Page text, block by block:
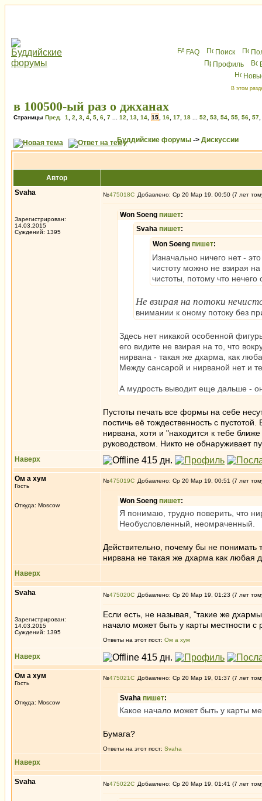
FAQ Поиск
Профиль
В этом
в 100500-ый раз о джханах
Страницы Пред. 1 2 3 4 5 6 7 12 13 14 15 16 17 18 52 53 54 55 56 57
Буддийские форумы -> Дискуссии
Автор
Svaha
Зарегистрирован:
14.03.2015
Суждений: 1395
№475018 Добавлено: Ср 20 Мар 19, 00:50 (7 лет
Won Soeng пишет:
Svaha пишет:
Won Soeng пишет:
Изначально ничего нет -
чистоту можно не взирая
чистоты, потому что
Не взирая на потоки
внимании к оному потоку без
Здесь нет никакой особенной
его видите не взирая на то, что
нирвана - такая же дхарма, как
Между сансарой и нирваной нет и
А мудрость выводит еще дальше -
Пустоты печать все формы на себе
постичь её тождественность с
нирвана, хотя и "находится к тебе
руководством. Никто не обнаруживает
Наверх
Ом а хум
Гость
Откуда: Moscow
№475019 Добавлено: Ср 20 Мар 19, 00:51 (7 лет
Won Soeng пишет:
Я понимаю, трудно поверить, что
Необусловленный, неомраченный.
Действительно, почему бы не
нирвана не такая же дхарма как любая
Наверх
Svaha
Зарегистрирован:
14.03.2015
Суждений: 1395
№475020 Добавлено: Ср 20 Мар 19, 01:23 (7 лет
Если есть, не называя, "такие же
начало может быть у карты местности
Ответы на этот пост: Ом а хум
Наверх
Ом а хум
Гость
Откуда: Moscow
№475021 Добавлено: Ср 20 Мар 19, 01:37 (7 лет
Svaha пишет:
Какое начало может быть у карты
Бумага?
Ответы на этот пост: Svaha
Наверх
Svaha №475022 Добавлено: Ср 20 Мар 19, 01:41 (7 лет